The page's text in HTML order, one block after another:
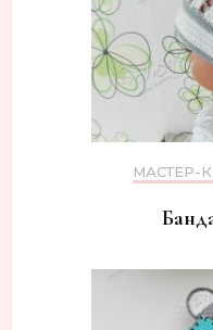
МАСТЕР-